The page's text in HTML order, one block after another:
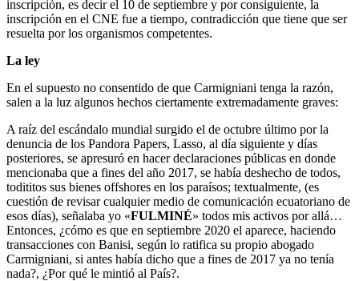
inscripción, es decir el 10 de septiembre y por consiguiente, la
inscripción en el CNE fue a tiempo, contradicción que tiene que ser
resuelta por los organismos competentes.
La ley
En el supuesto no consentido de que Carmigniani tenga la razón,
salen a la luz algunos hechos ciertamente extremadamente graves:
A raíz del escándalo mundial surgido el de octubre último por la
denuncia de los Pandora Papers, Lasso, al día siguiente y días
posteriores, se apresuró en hacer declaraciones públicas en donde
mencionaba que a fines del año 2017, se había deshecho de todos,
todititos sus bienes offshores en los paraísos; textualmente, (es
cuestión de revisar cualquier medio de comunicación ecuatoriano de
esos días), señalaba yo «FULMINÉ» todos mis activos por allá…
Entonces, ¿cómo es que en septiembre 2020 el aparece, haciendo
transacciones con Banisi, según lo ratifica su propio abogado
Carmigniani, si antes había dicho que a fines de 2017 ya no tenía
nada?, ¿Por qué le mintió al País?.